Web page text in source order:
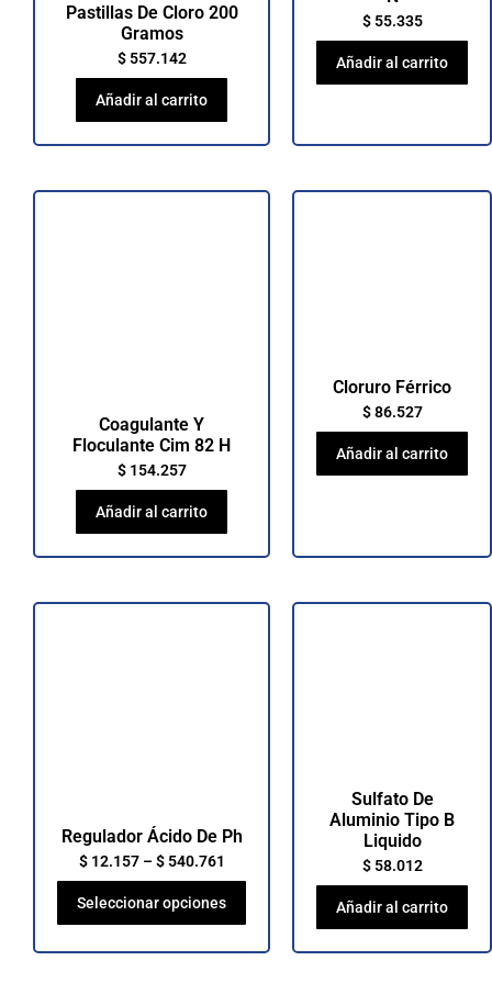
Pastillas De Cloro 200
Gramos
$557.142
Añadir al carrito
$55.335
Añadir al carrito
Coagulante Y
Floculante Cim 82 H
$154.257
Añadir al carrito
Cloruro Férrico
$86.527
Añadir al carrito
Regulador Ácido De Ph
$12.157–$540.761
Seleccionar opciones
Sulfato De
Aluminio Tipo B
Liquido
$58.012
Añadir al carrito